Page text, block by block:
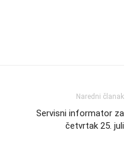
Naredni članak
Servisni informator za
četvrtak 25. juli